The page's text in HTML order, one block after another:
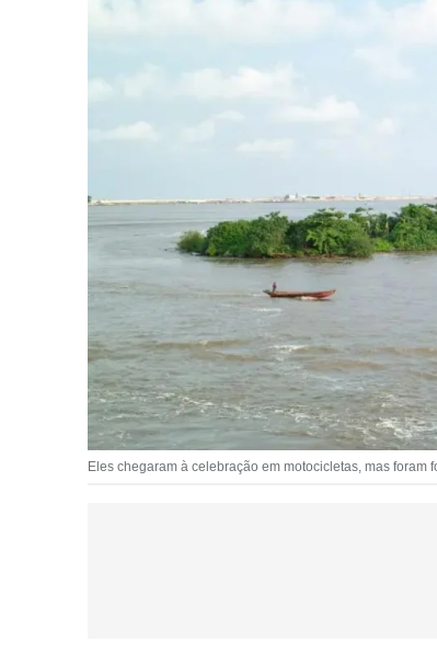
Eles chegaram à celebração em motocicletas, mas